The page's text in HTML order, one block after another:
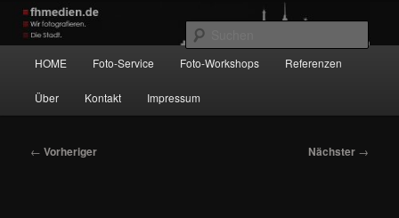
Zum
primären
Inhalt
springen
Wir fotografieren die Hauptstadt!
HOME Foto-Service Foto-Workshops Referenzen
Über Kontakt Impressum
Beitragsnavigation
← Vorheriger Nächster →